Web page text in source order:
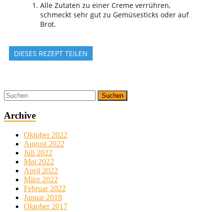
Alle Zutaten zu einer Creme verrühren,
schmeckt sehr gut zu Gemüsesticks oder auf
Brot.
DIESES REZEPT TEILEN
Archive
Oktober 2022
August 2022
Juli 2022
Mai 2022
April 2022
März 2022
Februar 2022
Januar 2018
Oktober 2017